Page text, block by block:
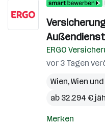
ERGO
vor 3 Tagen
Wien,Wien
ab 32.294 €
Merken